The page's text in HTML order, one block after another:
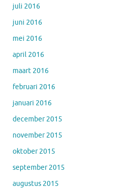
juli 2016
juni 2016
mei 2016
april 2016
maart 2016
februari 2016
januari 2016
december 2015
november 2015
oktober 2015
september 2015
augustus 2015